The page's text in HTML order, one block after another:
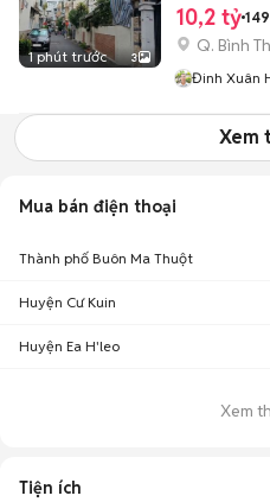
1 phút trước 3
10,2 tỷ
Q. Bình
Đinh Xuân
Xem
Mua bán điện thoại
Thành phố Buôn Ma Thuột
Huyện Cư Kuin
Huyện Ea H'leo
Xem
Tiện ích